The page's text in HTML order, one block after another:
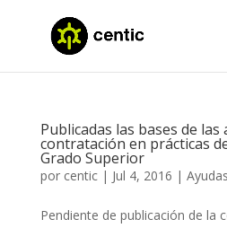
Publicadas las bases de las
contratación en prácticas
Grado Superior
por centic| Jul 4, 2016 |
Pendiente de publicación de la